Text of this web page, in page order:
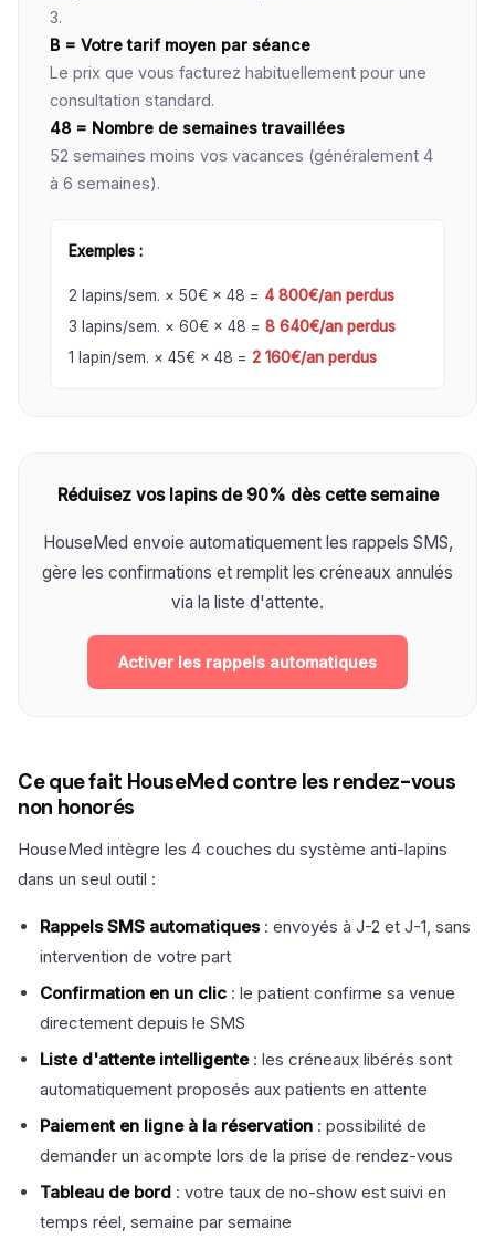
3.
B = Votre tarif moyen par séance
Le prix que vous facturez habituellement pour une
consultation standard.
48 = Nombre de semaines travaillées
52 semaines moins vos vacances (généralement 4
à 6 semaines).
Exemples :
2 lapins/sem. × 50€ × 48 = 4 800€/an perdus
3 lapins/sem. × 60€ × 48 = 8 640€/an perdus
1 lapin/sem. × 45€ × 48 = 2 160€/an perdus
Réduisez vos lapins de 90% dès cette semaine
HouseMed envoie automatiquement les rappels SMS,
gère les confirmations et remplit les créneaux annulés
via la liste d'attente.
Activer les rappels automatiques
Ce que fait HouseMed contre les rendez-vous
non honorés
HouseMed intègre les 4 couches du système anti-lapins
dans un seul outil :
Rappels SMS automatiques: envoyés à J-2 et J-1, sans
intervention de votre part
Confirmation en un clic : le patient confirme sa venue
directement depuis le SMS
Liste d'attente intelligente: les créneaux libérés sont
automatiquement proposés aux patients en attente
Paiement en ligne à la réservation : possibilité de
demander un acompte lors de la prise de rendez-vous
Tableau de bord : votre taux de no-show est suivi en
temps réel, semaine par semaine